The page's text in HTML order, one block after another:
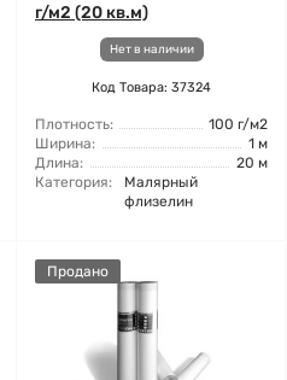
г/м2 (20 кв.м)
Нет в наличии
Код Товара: 37324
Плотность:
100 г/м2
Ширина:
1 м
Длина:
20 м
Категория:
Малярный
флизелин
Продано